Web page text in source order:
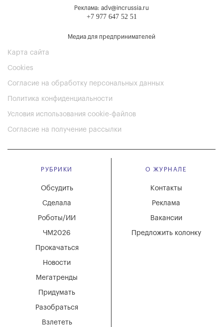
Реклама: adv@incrussia.ru
+7 977 647 52 51
Медиа для предпринимателей
Карта сайта
Cookies
Согласие на обработку персональных данных
Политика конфиденциальности
Условия использования cookie-файлов
Согласие на получение рассылки
РУБРИКИ
Мегатренды
Придумать
Разобраться
Взлететь
Новости
Обсудить
Сделала
Роботы/ИИ
ЧМ2026
Прокачаться
О ЖУРНАЛЕ
Вакансии
Реклама
Контакты
Предложить колонку